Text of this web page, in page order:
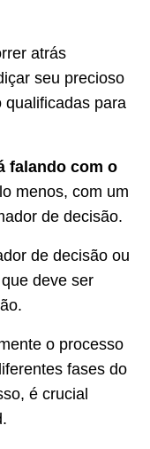
atrás
seu precioso
qualificadas para
falando com o
menos, com um
de decisão.
de decisão ou
deve ser
o processo
fases do
é crucial